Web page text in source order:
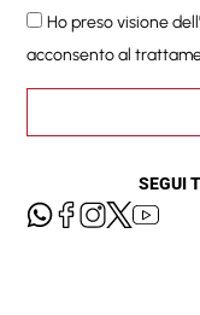
Ho preso visione
acconsento al
SEGUI